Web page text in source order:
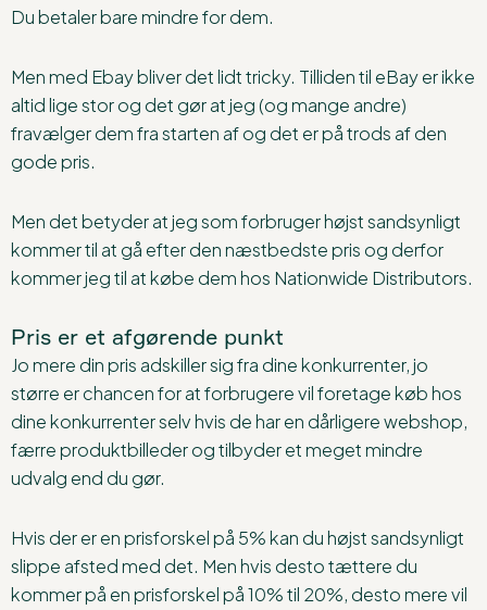
Du betaler bare mindre for dem.
Men med Ebay bliver det lidt tricky. Tilliden til eBay er ikke
altid lige stor og det gør at jeg (og mange andre)
fravælger dem fra starten af og det er på trods af den
gode pris.
Men det betyder at jeg som forbruger højst sandsynligt
kommer til at gå efter den næstbedste pris og derfor
kommer jeg til at købe dem hos Nationwide Distributors.
Pris er et afgørende punkt
Jo mere din pris adskiller sig fra dine konkurrenter, jo
større er chancen for at forbrugere vil foretage køb hos
dine konkurrenter selv hvis de har en dårligere webshop,
færre produktbilleder og tilbyder et meget mindre
udvalg end du gør.
Hvis der er en prisforskel på 5% kan du højst sandsynligt
slippe afsted med det. Men hvis desto tættere du
kommer på en prisforskel på 10% til 20%, desto mere vil